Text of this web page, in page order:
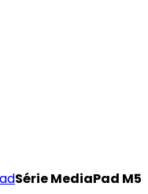
Série MediaPad M5